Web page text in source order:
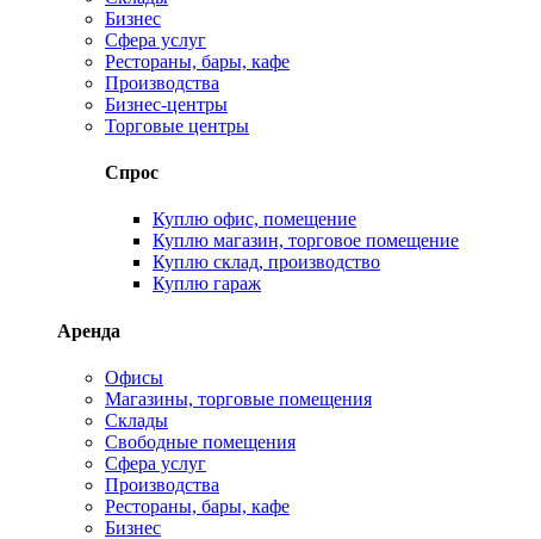
Бизнес
Сфера услуг
Рестораны, бары, кафе
Производства
Бизнес-центры
Торговые центры
Спрос
Куплю офис, помещение
Куплю магазин, торговое помещение
Куплю склад, производство
Куплю гараж
Аренда
Офисы
Магазины, торговые помещения
Склады
Свободные помещения
Сфера услуг
Производства
Рестораны, бары, кафе
Бизнес